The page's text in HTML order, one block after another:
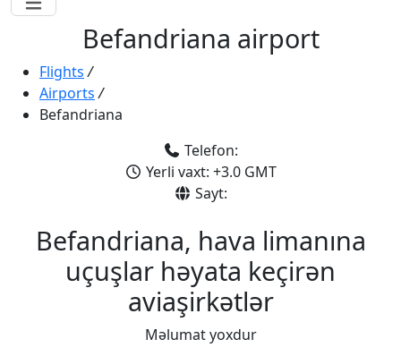
Befandriana airport
Flights /
Airports /
Befandriana
Telefon:
Yerli vaxt: +3.0 GMT
Sayt:
Befandriana, hava limanına
uçuşlar həyata keçirən
aviaşirkətlər
Məlumat yoxdur